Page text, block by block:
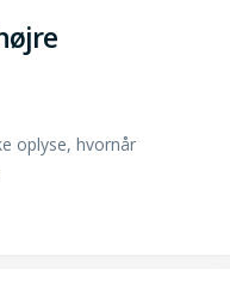
oplyse, hvornår